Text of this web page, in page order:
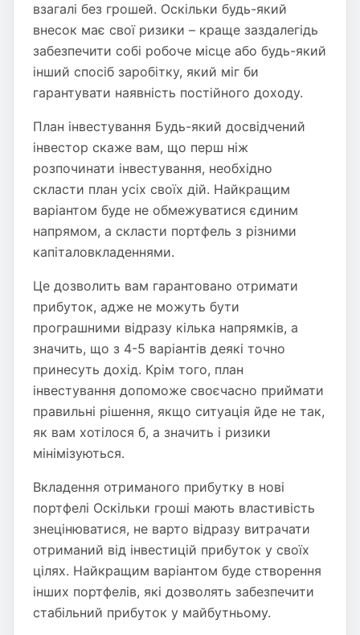
взагалі без грошей. Оскільки будь-який
внесок має свої ризики – краще заздалегідь
забезпечити собі робоче місце або будь-який
інший спосіб заробітку, який міг би
гарантувати наявність постійного доходу.
План інвестування Будь-який досвідчений
інвестор скаже вам, що перш ніж
розпочинати інвестування, необхідно
скласти план усіх своїх дій. Найкращим
варіантом буде не обмежуватися єдиним
напрямом, а скласти портфель з різними
капіталовкладеннями.
Це дозволить вам гарантовано отримати
прибуток, адже не можуть бути
програшними відразу кілька напрямків, а
значить, що з 4-5 варіантів деякі точно
принесуть дохід. Крім того, план
інвестування допоможе своєчасно приймати
правильні рішення, якщо ситуація йде не так,
як вам хотілося б, а значить і ризики
мінімізуються.
Вкладення отриманого прибутку в нові
портфелі Оскільки гроші мають властивість
знецінюватися, не варто відразу витрачати
отриманий від інвестицій прибуток у своїх
цілях. Найкращим варіантом буде створення
інших портфелів, які дозволять забезпечити
стабільний прибуток у майбутньому.